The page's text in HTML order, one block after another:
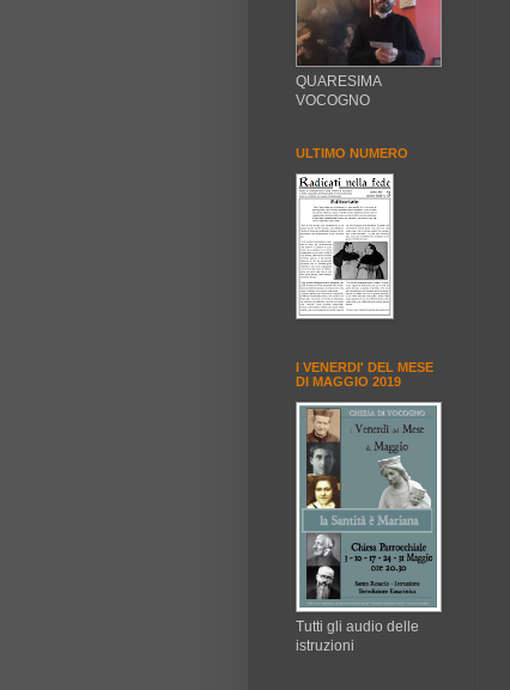
QUARESIMA
VOCOGNO
ULTIMO NUMERO
I VENERDI' DEL MESE
DI MAGGIO 2019
Tutti gli audio delle
istruzioni